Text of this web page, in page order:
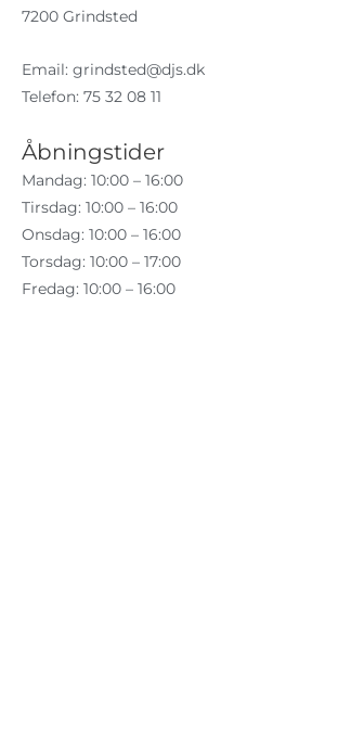
7200 Grindsted
Email: grindsted@djs.dk
Telefon: 75 32 08 11
Åbningstider
Mandag: 10:00 – 16:00
Tirsdag: 10:00 – 16:00
Onsdag: 10:00 – 16:00
Torsdag: 10:00 – 17:00
Fredag: 10:00 – 16:00